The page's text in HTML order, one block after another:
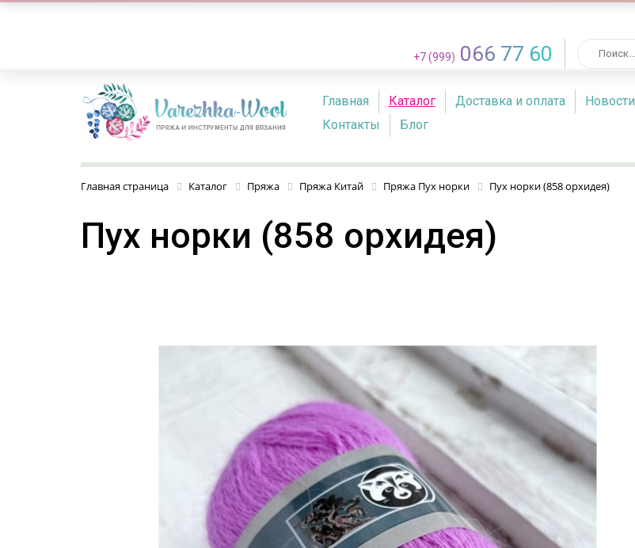
+7 (999) 066 77 60
Главная Каталог Доставка и оплата Новости
Контакты
Блог
Главная страница Каталог Пряжа Пряжа Китай Пряжа Пух норки Пух норки (858 орхидея)
Пух норки (858 орхидея)